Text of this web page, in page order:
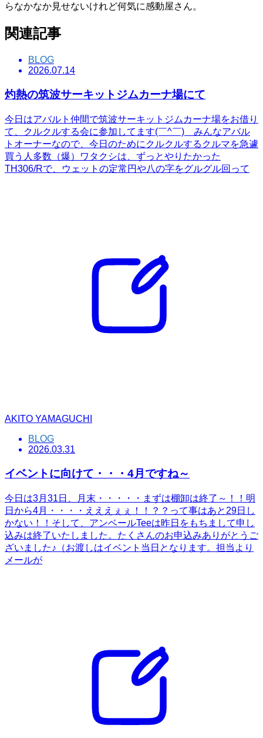
らなかなか見せないけれど何気に感動屋さん。
関連記事
BLOG
2026.07.14
灼熱の筑波サーキットジムカーナ場にて
今日はアバルト仲間で筑波サーキットジムカーナ場をお借り
て、クルクルする会に参加してます(￣^￣)ゞみんなアバル
トオーナーなので、今日のためにクルクルするクルマを急遽
買う人多数（爆）ワタクシは、ずっとやりたかった
TH306/Rで、ウェットの定常円や八の字をグルグル回って
AKITO YAMAGUCHI
BLOG
2026.03.31
イベントに向けて・・・4月ですね～
今日は3月31日、月末・・・・・まずは棚卸は終了～！！明
日から4月・・・・えええぇぇ！！？？って事はあと29日し
かない！！そして、アンベールTeeは昨日をもちまして申し
込みは終了いたしました。たくさんのお申込みありがとうご
ざいました♪（お渡しはイベント当日となります。担当より
メールが